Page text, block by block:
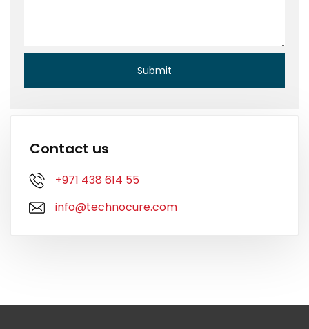
Contact us
+971 438 614 55
info@technocure.com